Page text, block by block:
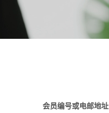
会员编号或电邮地址